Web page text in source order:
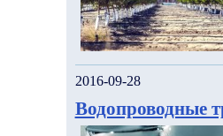
2016-09-28
Водопроводные